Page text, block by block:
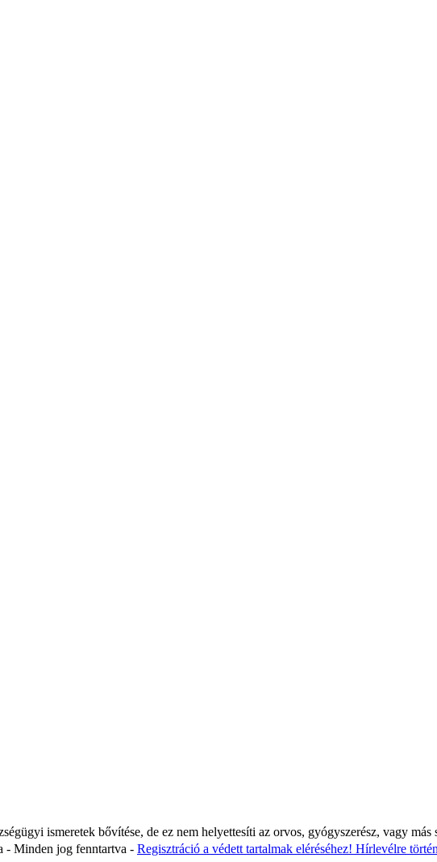
ismeretek bővítése, de ez nem helyettesíti az orvos, gyógyszerész, vagy más
- Minden jog fenntartva - Regisztráció a védett tartalmak eléréséhez! Hírlevélre